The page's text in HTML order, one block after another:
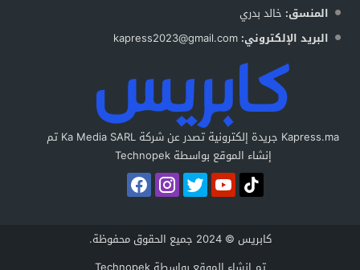
المنسق: خالد بدري
البريد الإلكتروني: kapress2023@gmail.com
Kapress.ma جريدة إلكترونية تصدر عن شركة Ka Media SARL تم
إنشاء الموقع بواسطة Technopek
كابريس © 2024 جميع الحقوق محفوظة.